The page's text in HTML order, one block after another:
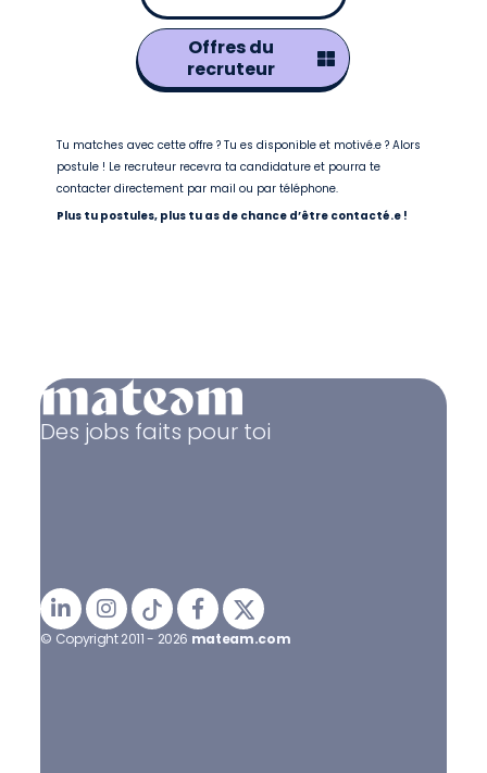
Offres du
recruteur
Tu matches avec cette offre ? Tu es disponible et motivé.e ? Alors
postule ! Le recruteur recevra ta candidature et pourra te
contacter directement par mail ou par téléphone.
Plus tu postules, plus tu as de chance d’être contacté.e !
Des jobs faits pour toi
© Copyright 2011 - 2026 mateam.com